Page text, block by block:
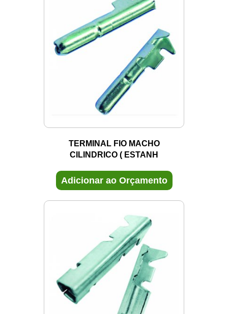
TERMINAL FIO MACHO
CILINDRICO ( ESTANH
Adicionar ao Orçamento